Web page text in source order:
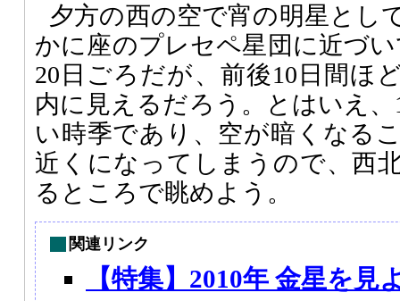
夕方の西の空で宵の明星とし
かに座のプレセペ星団に近づ
20日ごろだが、前後10日間ほ
内に見えるだろう。とはいえ
い時季であり、空が暗くなる
近くになってしまうので、西
るところで眺めよう。
関連リンク
【特集】2010年 金星を見